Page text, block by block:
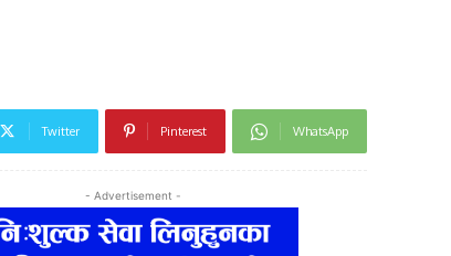
Twitter Pinterest WhatsApp
- Advertisement -